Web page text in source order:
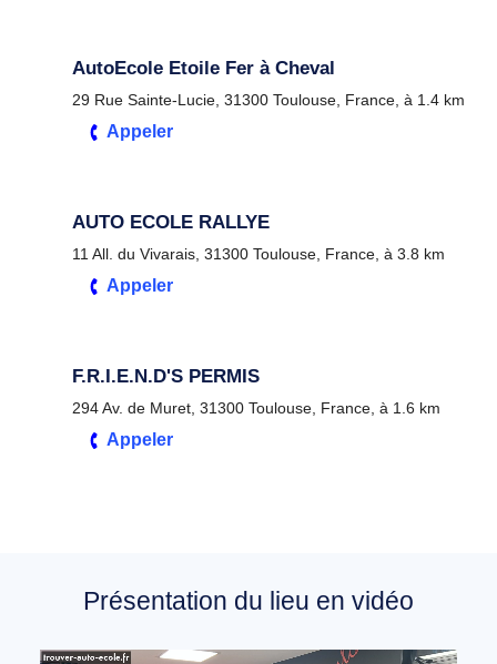
AutoEcole Etoile Fer à Cheval
29 Rue Sainte-Lucie, 31300 Toulouse, France, à 1.4 km
Appeler
AUTO ECOLE RALLYE
11 All. du Vivarais, 31300 Toulouse, France, à 3.8 km
Appeler
F.R.I.E.N.D'S PERMIS
294 Av. de Muret, 31300 Toulouse, France, à 1.6 km
Appeler
Présentation du lieu en vidéo